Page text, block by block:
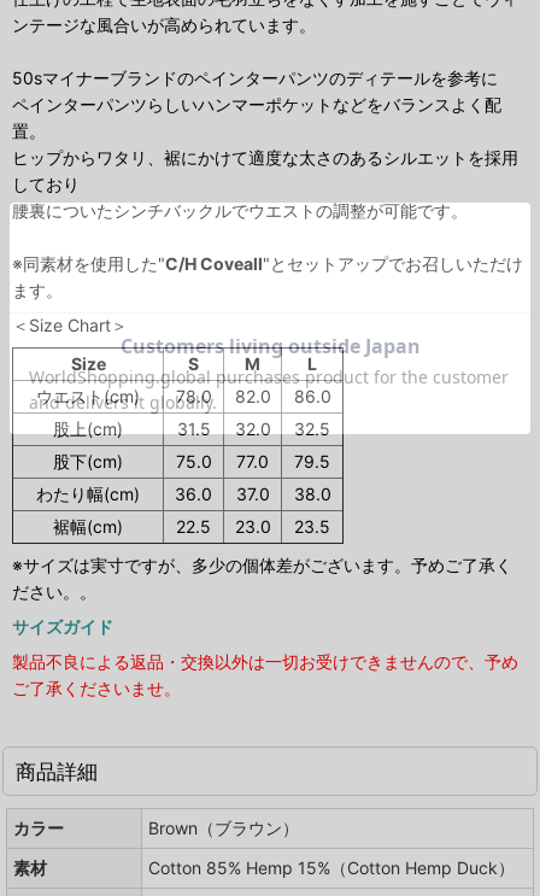
ンテージな風合いが高められています。
50sマイナーブランドのペインターパンツのディテールを参考に
ペインターパンツらしいハンマーポケットなどをバランスよく配
置。
ヒップからワタリ、裾にかけて適度な太さのあるシルエットを採用
しており
腰裏についたシンチバックルでウエストの調整が可能です。
※同素材を使用した"C/H Coveall"とセットアップでお召しいただけ
ます。
＜Size Chart＞
Size
S M
L
ウエスト(cm)
78.0 82.0
86.0
股上(cm)
31.5 32.0
32.5
股下(cm)
75.0 77.0
79.5
わたり幅(cm)
36.0 37.0
38.0
裾幅(cm)
22.5 23.0
23.5
※サイズは実寸ですが、多少の個体差がございます。予めご了承く
ださい。。
サイズガイド
製品不良による返品・交換以外は一切お受けできませんので、予め
ご了承くださいませ。
商品詳細
カラー
Brown（ブラウン）
素材
Cotton 85% Hemp 15%（Cotton Hemp Duck）